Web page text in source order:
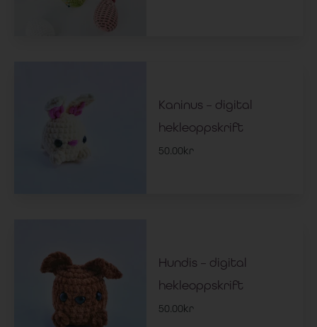
Kaninus – digital
hekleoppskrift
50.00kr
Hundis – digital
hekleoppskrift
50.00kr